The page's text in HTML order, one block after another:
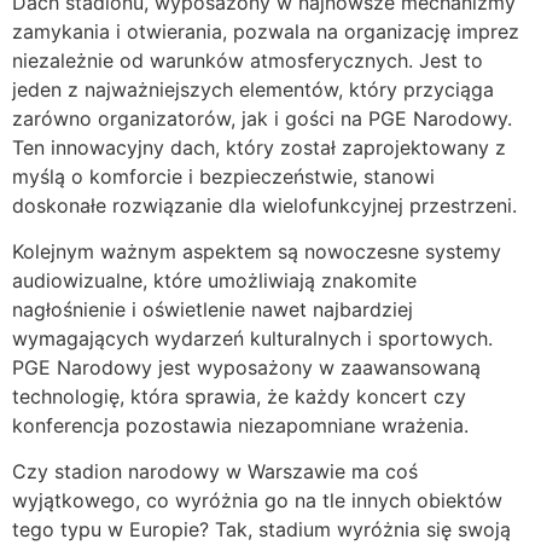
zamykania i otwierania, pozwala na organizację imprez
niezależnie od warunków atmosferycznych. Jest to
jeden z najważniejszych elementów, który przyciąga
zarówno organizatorów, jak i gości na PGE Narodowy.
Ten innowacyjny dach, który został zaprojektowany z
myślą o komforcie i bezpieczeństwie, stanowi
doskonałe rozwiązanie dla wielofunkcyjnej przestrzeni.
Kolejnym ważnym aspektem są nowoczesne systemy
audiowizualne, które umożliwiają znakomite
nagłośnienie i oświetlenie nawet najbardziej
wymagających wydarzeń kulturalnych i sportowych.
PGE Narodowy jest wyposażony w zaawansowaną
technologię, która sprawia, że każdy koncert czy
konferencja pozostawia niezapomniane wrażenia.
Czy stadion narodowy w Warszawie ma coś
wyjątkowego, co wyróżnia go na tle innych obiektów
tego typu w Europie? Tak, stadium wyróżnia się swoją